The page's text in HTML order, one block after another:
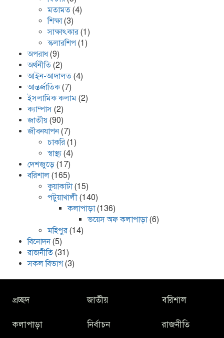
মতামত (4)
শিক্ষা(3)
সাক্ষাৎকার (1)
স্কলারশিপ (1)
অপরাধ(9)
অর্থনীতি (2)
আইন-আদালত (4)
আন্তর্জাতিক(7)
ইসলামিক কলাম (2)
ক্যাম্পাস (2)
জাতীয়(90)
জীবনযাপন(7)
চাকরি (1)
স্বাস্থ্য (4)
দেশজুড়ে (17)
বরিশাল (165)
কুয়াকাটা(15)
পটুয়াখালী (140)
কলাপাড়া(136)
ভয়েস অফ কলাপাড়া(6)
মহিপুর (14)
বিনোদন(5)
রাজনীতি (31)
সকল বিভাগ(3)
প্রচ্ছদ জাতীয় বরিশাল
কলাপাড়া নির্বাচন রাজনীতি